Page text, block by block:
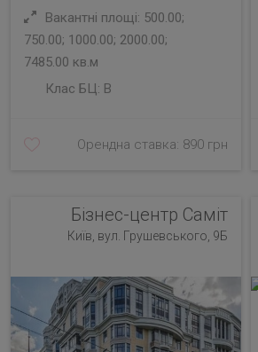
Вакантні площі: 500.00;
750.00; 1000.00; 2000.00;
7485.00 кв.м
Клас БЦ: B
Орендна ставка: 890 грн
Бізнес-центр Саміт
Київ, вул. Грушевського, 9Б